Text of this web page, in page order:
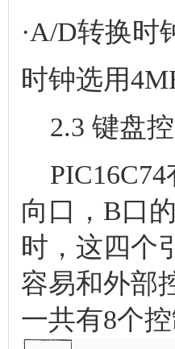
·A/D转换时
时钟选用
2.3 键盘控
PIC16C74
向口，B口
时，这四个
容易和外部
一共有8个